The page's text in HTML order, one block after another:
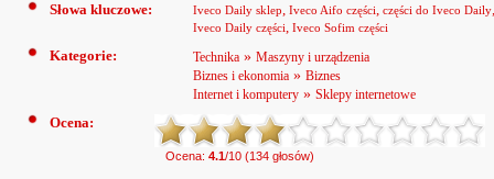
Słowa kluczowe: Iveco Daily sklep, Iveco Aifo części, części do Iveco Daily,
Iveco Daily części, Iveco Sofim części
Kategorie: Technika » Maszyny i urządzenia
Biznes i ekonomia » Biznes
Internet i komputery » Sklepy internetowe
Ocena:
Ocena: 4.1/10 (134 głosów)